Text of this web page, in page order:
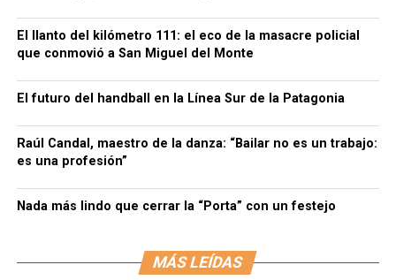
El llanto del kilómetro 111: el eco de la masacre policial
que conmovió a San Miguel del Monte
El futuro del handball en la Línea Sur de la Patagonia
Raúl Candal, maestro de la danza: “Bailar no es un trabajo:
es una profesión”
Nada más lindo que cerrar la “Porta” con un festejo
MÁS LEÍDAS